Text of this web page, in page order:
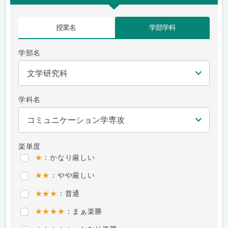
授業名 学部学科
学部名
学科名
楽単度
★ ：かなり厳しい
★★ ：やや厳しい
★★★ ：普通
★★★★ ：まぁ楽勝